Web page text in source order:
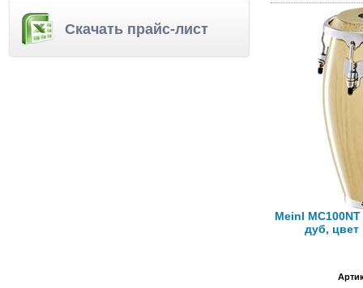
Скачать прайс-лист
Meinl
дуб, цвет